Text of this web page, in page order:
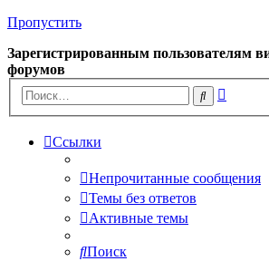
Пропустить
Зарегистрированным пользователям
форумов
Поиск
Ссылки
Непрочитанные сообщения
Темы без ответов
Активные темы
Поиск